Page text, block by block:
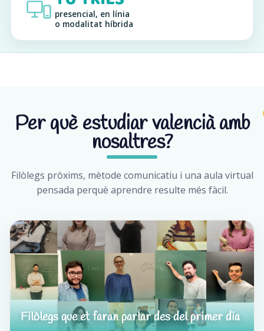
presencial, en línia
o modalitat híbrida
Per què estudiar valencià amb
nosaltres?
Filòlegs pròxims, mètode comunicatiu i una aula virtual
pensada perquè aprendre resulte més fàcil.
Filòlegs que et faran parlar des del primer dia